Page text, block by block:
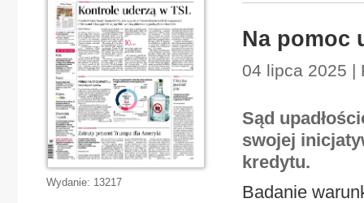
Na pomoc
04 lipca 2025 |
Sąd
swojej
kredytu.
Badanie
Wydanie: 13217